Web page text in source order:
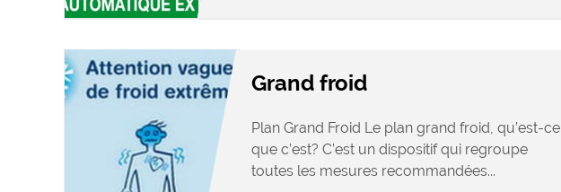
Grand froid
Plan Grand Froid Le plan grand froid, qu’est-ce
que c’est? C’est un dispositif qui regroupe
toutes les mesures recommandées...